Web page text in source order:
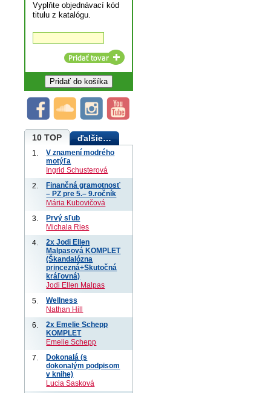
Vyplňte objednávací kód
titulu z katalógu.
10 TOP ďalšie…
1.
V znamení modrého
motýľa
Ingrid Schusterová
2.
Finančná gramotnosť
– PZ pre 5.– 9.ročník
Mária Kubovičová
3.
Prvý sľub
Michala Ries
4.
2x Jodi Ellen
Malpasová KOMPLET
(Škandalózna
princezná+Skutočná
kráľovná)
Jodi Ellen Malpas
5.
Wellness
Nathan Hill
6.
2x Emelie Schepp
KOMPLET
Emelie Schepp
7.
Dokonalá (s
dokonalým podpisom
v knihe)
Lucia Sasková